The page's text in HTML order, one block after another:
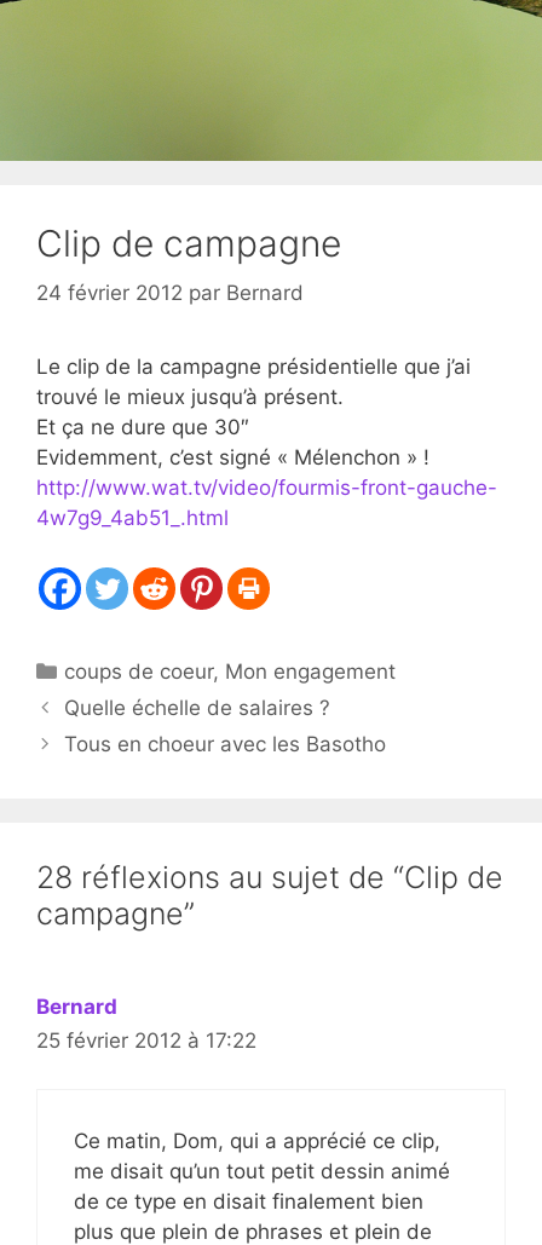
Clip de campagne
24 février 2012 par Bernard
Le clip de la campagne présidentielle que j’ai
trouvé le mieux jusqu’à présent.
Et ça ne dure que 30″
Evidemment, c’est signé « Mélenchon » !
http://www.wat.tv/video/fourmis-front-gauche-
4w7g9_4ab51_.html
Catégories
coups de coeur, Mon engagement
Quelle échelle de salaires ?
Tous en choeur avec les Basotho
28 réflexions au sujet de “Clip de
campagne”
Bernard
25 février 2012 à 17:22
Ce matin, Dom, qui a apprécié ce clip,
me disait qu’un tout petit dessin animé
de ce type en disait finalement bien
plus que plein de phrases et plein de